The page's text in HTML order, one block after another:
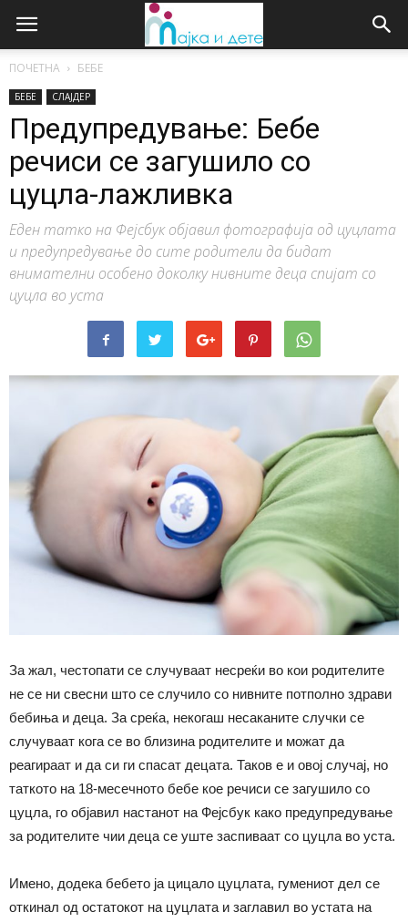
ПОЧЕТНА БЕБЕ
БЕБЕ СЛАЈДЕР
Предупредување: Бебе
речиси се загушило со
цуцла-лажливка
Еден татко на Фејсбук објавил фотографија од цуцлата
и предупредување до сите родители да бидат
внимателни особено доколку нивните деца спијат со
цуцла во уста
За жал, честопати се случуваат несреќи во кои родителите
не се ни свесни што се случило со нивните потполно здрави
бебиња и деца. За среќа, некогаш несаканите случки се
случуваат кога се во близина родителите и можат да
реагираат и да си ги спасат децата. Таков е и овој случај, но
таткото на 18-месечното бебе кое речиси се загушило со
цуцла, го објавил настанот на Фејсбук како предупредување
за родителите чии деца се уште заспиваат со цуцла во уста.
Имено, додека бебето ја цицало цуцлата, гумениот дел се
откинал од остатокот на цуцлата и заглавил во устата на